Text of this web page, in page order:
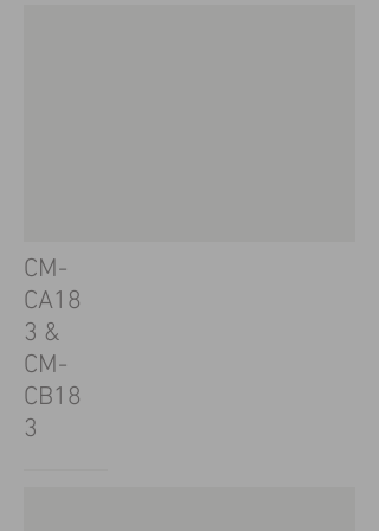
CM-
CA18
3 &
CM-
CB18
3